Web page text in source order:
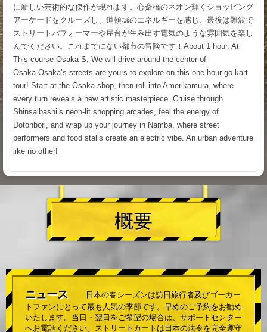
に新しい芸術的な傑作が現れます。心斎橋のネオン輝くショッピング
アーケードをクルーズし、道頓堀のエネルギーを感じ、最後は難波で
ストリートパフォーマーや屋台が生み出す電気のような雰囲気を楽し
んでください。これまでにない都市の冒険です！About 1 hour. At
This course Osaka-S, We will drive around the center of
Osaka.Osaka’s streets are yours to explore on this one-hour go-kart
tour! Start at the Osaka shop, then roll into Amerikamura, where
every turn reveals a new artistic masterpiece. Cruise through
Shinsaibashi’s neon-lit shopping arcades, feel the energy of
Dotonbori, and wrap up your journey in Namba, where street
performers and food stalls create an electric vibe. An urban adventure
like no other!
概要
ニュース
日本の春シーズンは訪日旅行者及びゴーカー
トファンにとって最も人気の季節です。早めのご予約をお勧め
いたします。当日・翌日をご希望の場合は、サポートセンター
へお電話ください。ストリートカートは日本の法令を完全遵守